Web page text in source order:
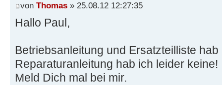
von Thomas » 25.08.12 12:27:35
Hallo Paul,
Betriebsanleitung und Ersatzteilliste
Reparaturanleitung hab ich leider keine!
Meld Dich mal bei mir.